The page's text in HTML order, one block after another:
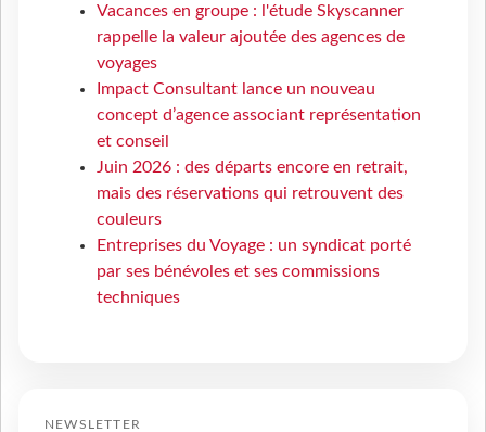
Vacances en groupe : l'étude Skyscanner
rappelle la valeur ajoutée des agences de
voyages
Impact Consultant lance un nouveau
concept d’agence associant représentation
et conseil
Juin 2026 : des départs encore en retrait,
mais des réservations qui retrouvent des
couleurs
Entreprises du Voyage : un syndicat porté
par ses bénévoles et ses commissions
techniques
NEWSLETTER